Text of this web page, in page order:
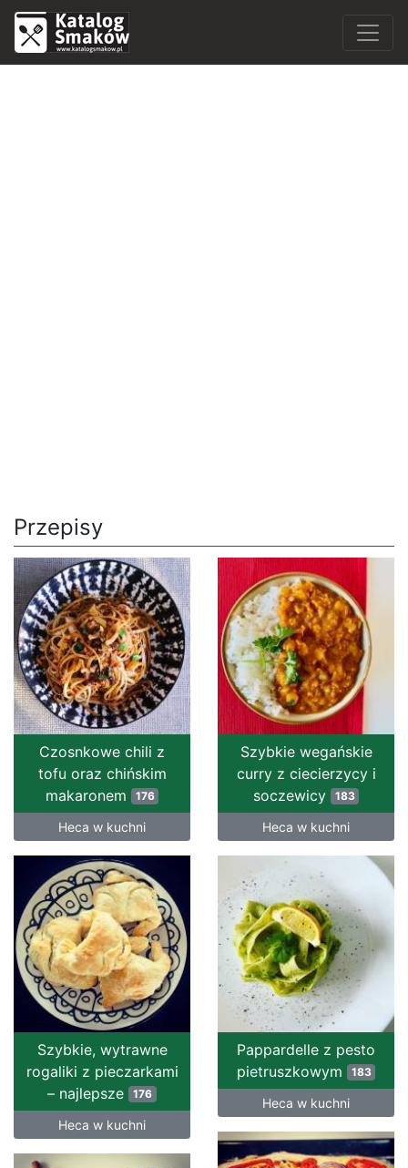
Przepisy
Czosnkowe chili z
tofu oraz chińskim
makaronem
176
Heca w kuchni
Szybkie wegańskie
curry z ciecierzycy i
soczewicy
183
Heca w kuchni
Szybkie, wytrawne
rogaliki z pieczarkami
– najlepsze 176
Heca w kuchni
Pappardelle z pesto
pietruszkowym
183
Heca w kuchni